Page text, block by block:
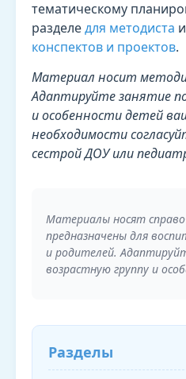
тематическому
разделедля методиста
конспектов и проектов.
Материал носит
Адаптируйте занятие
и особенности детей
необходимости
сестрой ДОУ или
Материалы носят
предназначены для
и родителей.
возрастную группу и
Разделы